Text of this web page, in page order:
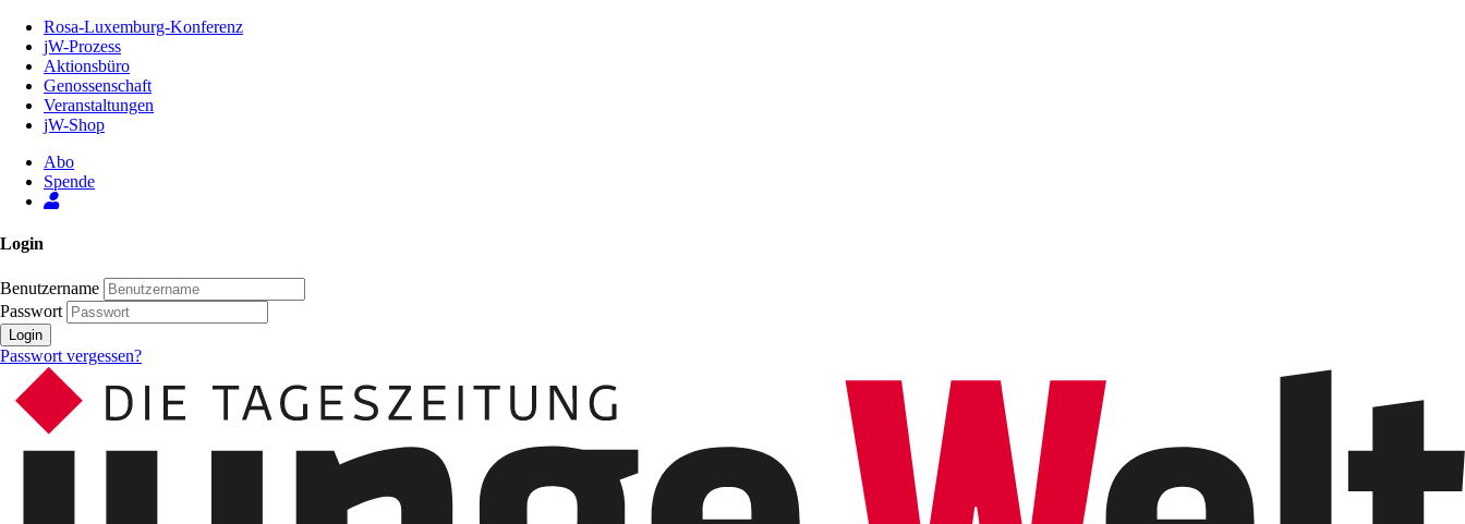
Inhalt
Seite
Rosa-Luxemburg-Konferenz
jW-Prozess
Aktionsbüro
Genossenschaft
Veranstaltungen
jW-Shop
Abo
Spende
Login
Benutzername
Passwort
Login
Passwort vergessen?